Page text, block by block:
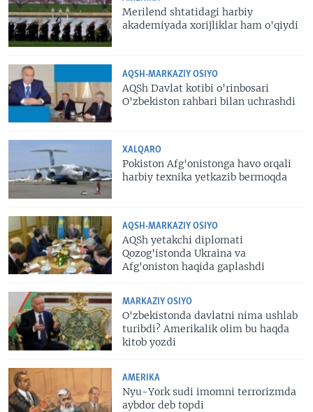
Merilend shtatidagi harbiy
akademiyada xorijliklar ham o'qiydi
AQSH-MARKAZIY OSIYO
AQSh Davlat kotibi o'rinbosari
O'zbekiston rahbari bilan uchrashdi
XALQARO
Pokiston Afg'onistonga havo orqali
harbiy texnika yetkazib bermoqda
AQSH-MARKAZIY OSIYO
AQSh yetakchi diplomati
Qozog'istonda Ukraina va
Afg'oniston haqida gaplashdi
MARKAZIY OSIYO
O'zbekistonda davlatni nima ushlab
turibdi? Amerikalik olim bu haqda
kitob yozdi
AMERIKA
Nyu-York sudi imomni terrorizmda
aybdor deb topdi